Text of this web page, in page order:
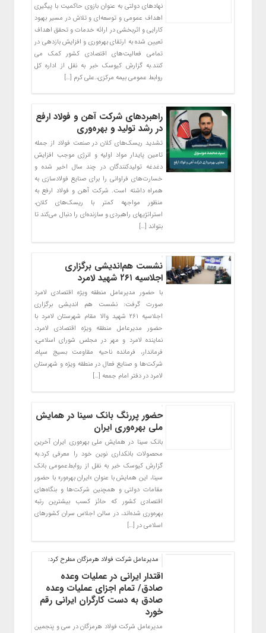
نهادهای دولتی به عنوان بازوی حاکمیت با پیگیری
اهداف عمومی و توسعه‌ای و تلاش در مسیر بهبود
کارایی و اثربخشی در ارائه خدمات و تحقق اهداف
تعیین شده به ارتقای بهره‌وری و افزایش بازدهی در
تمامی فعالیت‌های اقتصادی کشور کمک می
کنند.به گزارش کیوسک خبر به نقل از اداره کل
روابط عمومی بیمه مرکزی،.علی کرم […]
راهبردهای شرکت آهن و فولاد ارفع
در رشد تولید و بهره‌وری
تشدید ریسک‌های کلان در صنعت فولاد از جمله
تامین پایدار مواد اولیه و انرژی موجب افزایش
دغدغه تولیدکنندگان در چند سال اخیر شده و
خسارت‌های فراوانی را برای صنایع فولادسازی به
همراه داشته است. شرکت آهن و فولاد ارفع به
منظور مواجهه کمتر با ریسک‌های کلان،
استراتژی‎های راهبردی و سازنده‌ای را دنبال می‌کند تا
بتواند […]
نشست هم‌اندیشی برگزاری
اجلاسیه ۲۶۱ شهید لامرد
با حضور مدیرعامل منطقه ویژه اقتصادی لامرد
صورت گرفت: نشست هم اندیشی برگزاری
اجلاسیه ۲۶۱ شهید والا مقام شهرستان لامرد با
حضور مدیرعامل منطقه ویژه اقتصادی لامرد،
نماینده لامرد و مهر در مجلس شورای اسلامی،
فرماندار، فرمانده ناحیه مقاومت بسیج سپاه،
شرکت‌ها و صنایع فعال در منطقه ویژه و شهرستان
لامرد در دفتر امام جمعه […]
حضور پررنگ بانک سینا در همایش
ملی بهره‌وری ایران
بانک سینا در همایش ملی بهره‌وری ایران آخرین
محصولات بانکداری نوین خود را معرفی کرد.به
گزارش کیوسک خبر به نقل از روابط‌عمومی بانک
سینا، این همایش با عنوان «ایران بهره‌ور» با حضور
مقامات دولتی و همچنین شرکت‌ها و بنگاه‌های
اقتصادی کشور که حائز کسب بیشترین رتبه
بهره‌وری شده‌اند، در سالن اجلاس سران کشورهای
اسلامی در […]
مدیرعامل شرکت فولاد هرمزگان مطرح کرد:
اقتدار ایرانی در عملیات وعده
صادق/ تمام اجزای عملیات وعده
صادق به دست کارگران ایرانی رقم
خورد
مدیرعامل شرکت فولاد هرمزگان در سی و پنجمین